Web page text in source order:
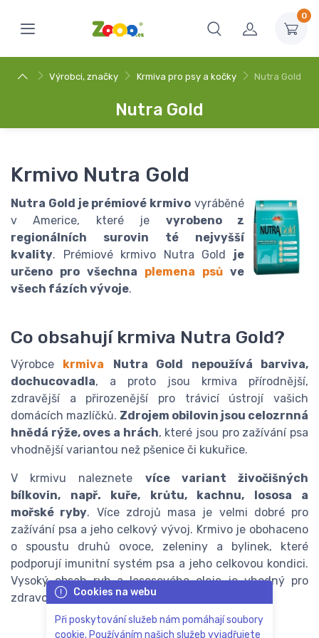
0
Výrobci, značky Krmiva pro psy a kočky Nutra Gold
Nutra Gold
Krmivo Nutra Gold
Nutra Gold je prémiové krmivo vyráběné
v Americe, které je vyrobeno z
regionálních surovin té nejvyšší
kvality. Prémiové krmivo Nutra Gold je
určeno pro všechna plemena psů ve
všech fázích vývoje.
Co obsahují krmiva Nutra Gold?
Výrobce krmiva
Nutra Gold nepoužívá barviva,
dochucovadla, a proto jsou krmiva přírodnější,
zdravější a přirozenější pro trávicí ústrojí vašich
domácích mazlíčků. Zdrojem obilovin jsou celozrnná
hnědá rýže, oves a hrách, které jsou pro zažívání psa
vhodnější variantou než pšenice či kukuřice.
V krmivu naleznete více variant živočišných
bílkovin, např. kuře, krůtu, kachnu, lososa a
mořské ryby. Více zdrojů masa je velmi dobré pro
zažívání psa a jeho celkový vývoj. Krmivo je obohaceno
o spoustu druhů ovoce, zeleniny a bylinek, které
podporují imunitní systém psa a jeho celkovou kondici.
Vysoký obsah ryb a lososového oleje je vhodný pro
zdravou a lesklou srst.
Cookies na webu
Při poskytování služeb nám pomáhají soubory
cookie. Používáním našich služeb vyjadřujete